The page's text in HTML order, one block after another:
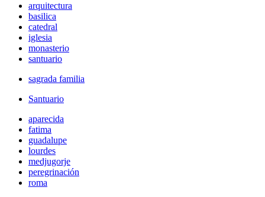
arquitectura
basilica
catedral
iglesia
monasterio
santuario
sagrada familia
Santuario
aparecida
fatima
guadalupe
lourdes
medjugorje
peregrinación
roma